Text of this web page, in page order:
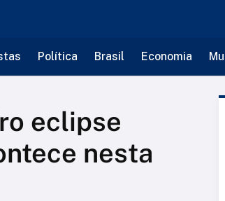
Política Brasil Economia
eclipse
nesta